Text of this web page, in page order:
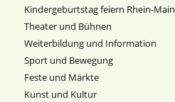
Kindergeburtstag feiern Rhein-Main
Theater und Bühnen
Weiterbildung und Information
Sport und Bewegung
Feste und Märkte
Kunst und Kultur